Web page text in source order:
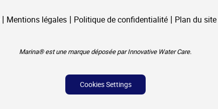
Mentions légales Politique de confidentialité Plan du site
Marina® est une marque déposée par Innovative Water Care.
Cookies Settings